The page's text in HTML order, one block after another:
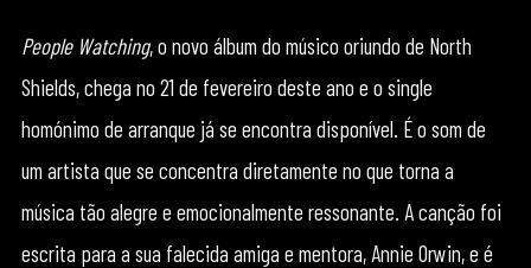
People Watching, o novo álbum do músico oriundo de North
Shields, chega no 21 de fevereiro deste ano e o single
homónimo de arranque já se encontra disponível. É o som de
um artista que se concentra diretamente no que torna a
música tão alegre e emocionalmente ressonante. A canção foi
escrita para a sua falecida amiga e mentora, Annie Orwin, e é